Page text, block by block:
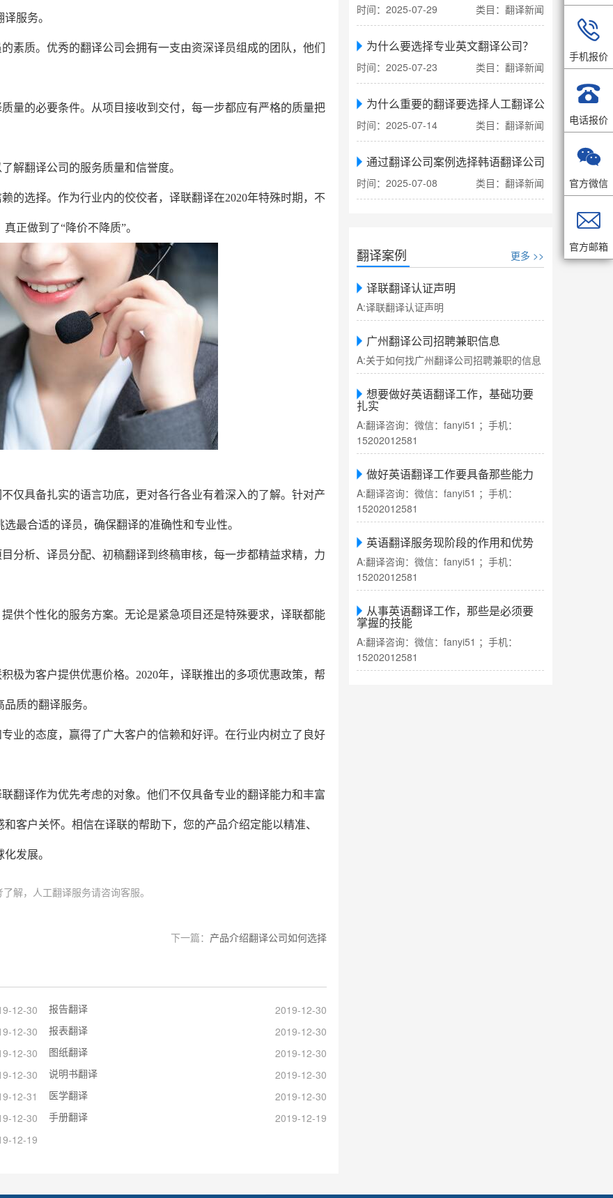
服务。
素质。优秀的翻译公司会拥有一支由资深译员组成的团队，他们
量的必要条件。从项目接收到交付，每一步都应有严格的质量把
解翻译公司的服务质量和信誉度。
的选择。作为行业内的佼佼者，译联翻译在2020年特殊时期，不
正做到了“降价不降质”。
仅具备扎实的语言功底，更对各行各业有着深入的了解。针对产
最合适的译员，确保翻译的准确性和专业性。
分析、译员分配、初稿翻译到终稿审核，每一步都精益求精，力
供个性化的服务方案。无论是紧急项目还是特殊要求，译联都能
极为客户提供优惠价格。2020年，译联推出的多项优惠政策，帮
质的翻译服务。
业的态度，赢得了广大客户的信赖和好评。在行业内树立了良好
翻译作为优先考虑的对象。他们不仅具备专业的翻译能力和丰富
客户关怀。相信在译联的帮助下，您的产品介绍定能以精准、
发展。
解，人工翻译服务请咨询客服。
下一篇： 产品介绍翻译公司如何选择
12-30 报告翻译
2019-12-30
12-30 报表翻译
2019-12-30
12-30 图纸翻译
2019-12-30
12-30 说明书翻译
2019-12-30
12-31 医学翻译
2019-12-30
12-30 手册翻译
2019-12-19
12-19
时间：2025-07-29 类目：翻译新闻
为什么要选择专业英文翻译公司？
时间：2025-07-23 类目：翻译新闻
为什么重要的翻译要选择人工翻译公司
时间：2025-07-14 类目：翻译新闻
通过翻译公司案例选择韩语翻译公司
时间：2025-07-08 类目：翻译新闻
翻译案例 更多 >>
译联翻译认证声明
A:译联翻译认证声明
广州翻译公司招聘兼职信息
A:关于如何找广州翻译公司招聘兼职的信息
想要做好英语翻译工作，基础功要
扎实
A:翻译咨询：微信：fanyi51 ；手机：
15202012581
做好英语翻译工作要具备那些能力
A:翻译咨询：微信：fanyi51 ；手机：
15202012581
英语翻译服务现阶段的作用和优势
A:翻译咨询：微信：fanyi51 ；手机：
15202012581
从事英语翻译工作，那些是必须要
掌握的技能
A:翻译咨询：微信：fanyi51 ；手机：
15202012581

手机报价

电话报价

官方微信

官方邮箱